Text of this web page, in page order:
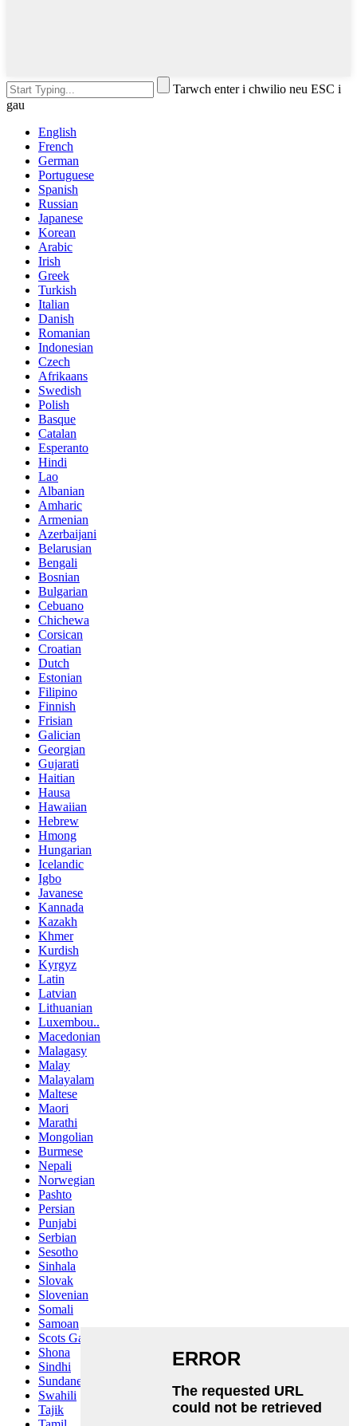
Tarwch enter i chwilio neu ESC i
gau
English
French
German
Portuguese
Spanish
Russian
Japanese
Korean
Arabic
Irish
Greek
Turkish
Italian
Danish
Romanian
Indonesian
Czech
Afrikaans
Swedish
Polish
Basque
Catalan
Esperanto
Hindi
Lao
Albanian
Amharic
Armenian
Azerbaijani
Belarusian
Bengali
Bosnian
Bulgarian
Cebuano
Chichewa
Corsican
Croatian
Dutch
Estonian
Filipino
Finnish
Frisian
Galician
Georgian
Gujarati
Haitian
Hausa
Hawaiian
Hebrew
Hmong
Hungarian
Icelandic
Igbo
Javanese
Kannada
Kazakh
Khmer
Kurdish
Kyrgyz
Latin
Latvian
Lithuanian
Luxembou..
Macedonian
Malagasy
Malay
Malayalam
Maltese
Maori
Marathi
Mongolian
Burmese
Nepali
Norwegian
Pashto
Persian
Punjabi
Serbian
Sesotho
Sinhala
Slovak
Slovenian
Somali
Samoan
Scots Gaelic
Shona
Sindhi
Sundanese
Swahili
Tajik